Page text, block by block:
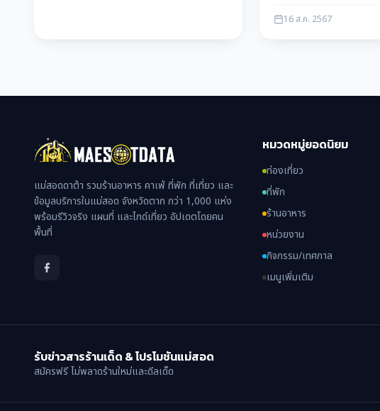
16 ส.ค. 2567
แม่สอดดาต้า รวมร้านอาหาร คาเฟ่ ที่พัก ที่เที่ยว และ
ข้อมูลบริการในแม่สอด จังหวัดตาก กว่า 1,000 แห่ง
พร้อมรีวิวจริง แผนที่ และไกด์เที่ยว อัปเดตโดยคน
พื้นที่
หมวดหมู่ยอดนิยม
ท่องเที่ยว
ที่พัก
ร้านอาหาร
หน่วยงาน
กิจกรรม/เทศกาล
เมนูเพิ่มเติม
รับข่าวสารร้านเด็ด & โปรโมชันแม่สอด
สมัครฟรี ไม่พลาดร้านใหม่และดีลเด็ด